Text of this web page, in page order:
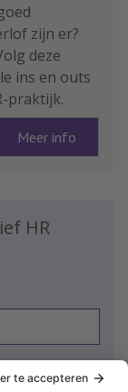
zijn er?
deze
ins en outs
praktijk.
Meer info
HR